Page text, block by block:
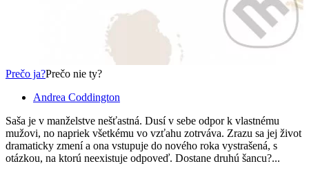
Prečo ja?Prečo nie ty?
Andrea Coddington
Saša je v manželstve nešťastná. Dusí v sebe odpor k vlastnému
mužovi, no napriek všetkému vo vzťahu zotrváva. Zrazu sa jej život
dramaticky zmení a ona vstupuje do nového roka vystrašená, s
otázkou, na ktorú neexistuje odpoveď. Dostane druhú šancu?...